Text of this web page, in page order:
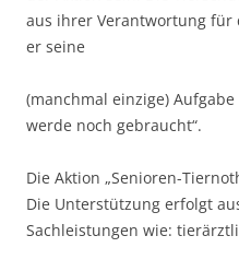
aus ihrer Verantwortung für
er seine
(manchmal einzige)
werde noch gebraucht“.
Die Aktion „Senioren-
Die Unterstützung erfolgt
Sachleistungen wie: